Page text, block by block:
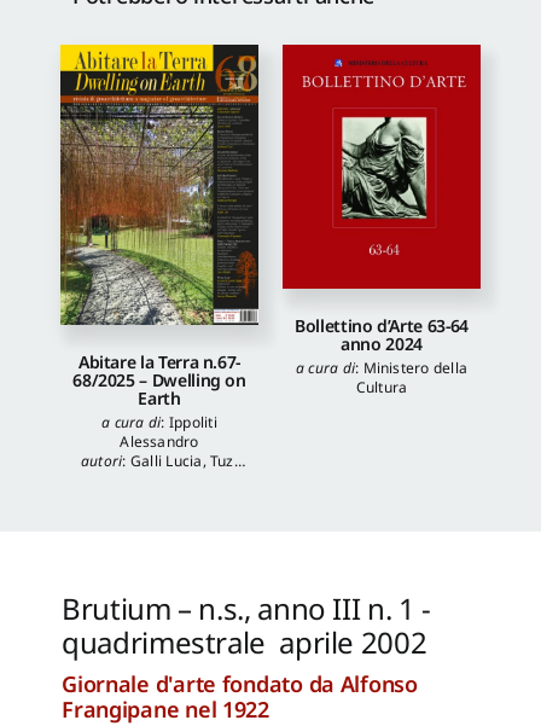
Abitare la Terra n.67-
68/2025 – Dwelling on
Earth
a cura di: Ippoliti
Alessandro
autori: Galli Lucia,Tuzi
Bollettino d’Arte 63-64
anno 2024
a cura di: Ministero della
Cultura
Brutium – n.s., anno III n. 1 ­
quadrimestrale ­ aprile 2002
Giornale d'arte fondato da Alfonso
Frangipane nel 1922